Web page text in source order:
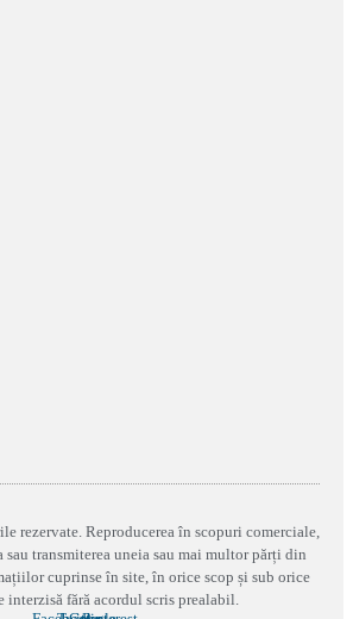
rezervate. Reproducerea în scopuri comerciale,
sau transmiterea uneia sau mai multor părți din
cuprinse în site, în orice scop și sub orice
interzisă fără acordul scris prealabil.